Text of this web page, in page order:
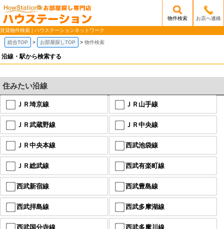
/mobile_img/head-logo.png
物件検索 お店へ連絡
賃貸物件検索 | ハウステーションネットワーク
総合TOP お部屋探しTOP 物件検索
沿線・駅から検索する
住みたい沿線
ＪＲ埼京線 ＪＲ山手線
ＪＲ武蔵野線 ＪＲ中央線
ＪＲ中央本線 西武池袋線
ＪＲ総武線 西武有楽町線
西武新宿線 西武豊島線
西武拝島線 西武多摩湖線
西武国分寺線 西武多摩川線